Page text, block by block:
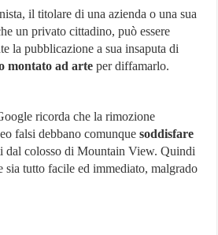
il titolare di una azienda o una sua
un privato cittadino, può essere
la pubblicazione a sua insaputa di
montato ad arte per diffamarlo.
ricorda che la rimozione
falsi debbano comunquesoddisfare
dal colosso di Mountain View. Quindi
sia tutto facile ed immediato, malgrado